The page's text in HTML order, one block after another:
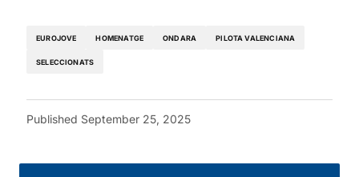
EUROJOVE HOMENATGE ONDARA PILOTA VALENCIANA
SELECCIONATS
Published September 25, 2025